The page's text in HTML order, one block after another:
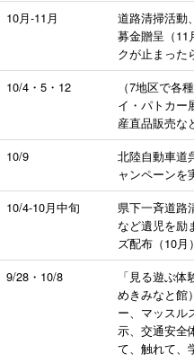
10月-11月
道路清掃活動
募金贈呈（11
クが止まった
10/4・5・12
（7地区で各
イ・パトカー
産直品販売な
10/9
北陸自動車道
ャンペーンを
10/4-10月中旬
県下一斉道路
など遺児を励
ズ配布（10月）
9/28・10/8
「見る遊ぶ
めきみなと館
ー、マッスル
示、交通安全
て、触れて、